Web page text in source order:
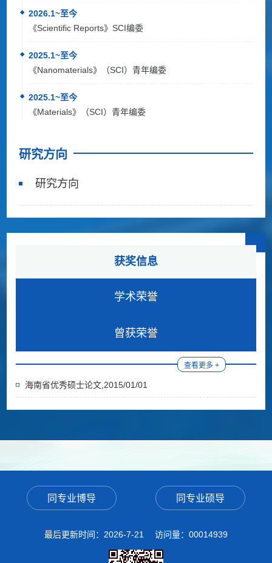
2026.1~至今
《Scientific Reports》SCI编委
2025.1~至今
《Nanomaterials》（SCI）青年编委
2025.1~至今
《Materials》（SCI）青年编委
研究方向
研究方向
获奖信息
学术荣誉
曾获荣誉
查看更多 +
海南省优秀硕士论文,2015/01/01
同专业博导 同专业硕导
最后更新时间： 2026-7-21 访问量： 00014939